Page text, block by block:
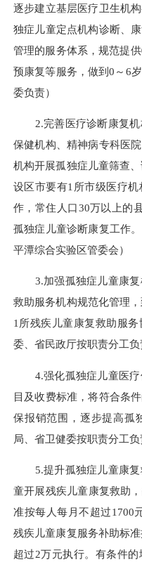
逐步建立基层医疗卫生机
独症儿童定点机构诊断、
管理的服务体系，规范提
预康复等服务，做到0～6
委负责）
2.完善医疗诊断康复机
保健机构、精神病专科医
机构开展孤独症儿童筛查
设区市要有1所市级医疗
作，常住人口30万以上的
孤独症儿童诊断康复工作
平潭综合实验区管委会）
3.加强孤独症儿童康复
救助服务机构规范化管理
1所残疾儿童康复救助服
委、省民政厅按职责分工负
4.强化孤独症儿童医疗
目及收费标准，将符合条
保报销范围，逐步提高孤
局、省卫健委按职责分工负
5.提升孤独症儿童康复
童开展残疾儿童康复救助
准按每人每月不超过1700
残疾儿童康复服务补助标
超过2万元执行。有条件